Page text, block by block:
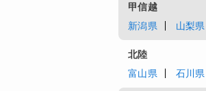
甲信越
新潟県
山梨県
北陸
富山県
石川県